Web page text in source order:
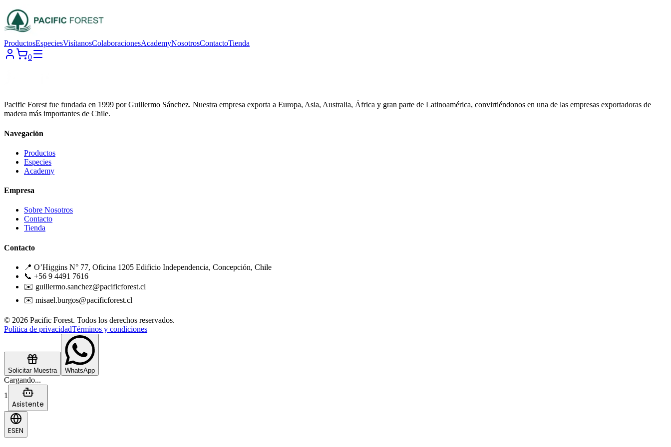
ProductosEspeciesVisítanosColaboracionesAcademyNosotrosContactoTienda
0
Pacific Forest fue fundada en 1999 por Guillermo Sánchez. Nuestra empresa exporta a Europa, Asia, Australia, África y gran parte de Latinoamérica, convirtiéndonos en una de las empresas exportadoras de
madera más importantes de Chile.
Navegación
Productos
Especies
Academy
Empresa
Sobre Nosotros
Contacto
Tienda
Contacto
📍 O’Higgins N° 77, Oficina 1205 Edificio Independencia, Concepción, Chile
📞 +56 9 4491 7616
✉️ guillermo.sanchez@pacificforest.cl
✉️ misael.burgos@pacificforest.cl
© 2026 Pacific Forest. Todos los derechos reservados.
Política de privacidadTérminos y condiciones
Solicitar Muestra WhatsApp
Cargando...
1
Asistente
ESEN